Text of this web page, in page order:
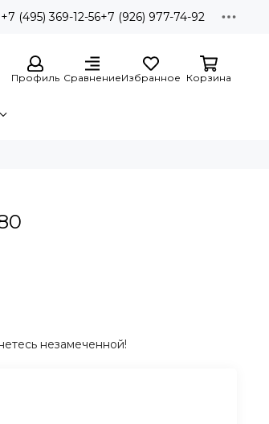
+7 (495) 369-12-56+7 (926) 977-74-92
Профиль СравнениеИзбранное Корзина
незамеченной!